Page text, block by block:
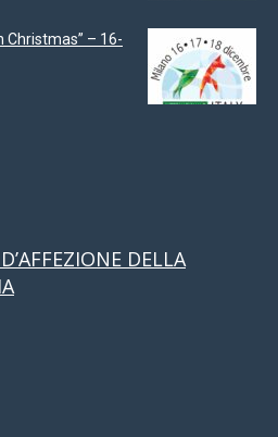
Christmas” – 16-
DELLA